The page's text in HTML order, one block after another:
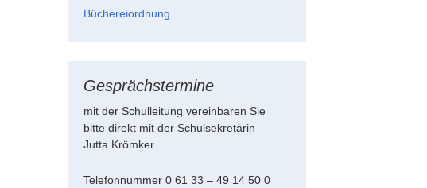
Büchereiordnung
Gesprächstermine
mit der Schulleitung vereinbaren Sie
bitte direkt mit der Schulsekretärin
Jutta Krömker
Telefonnummer 0 61 33 – 49 14 50 0